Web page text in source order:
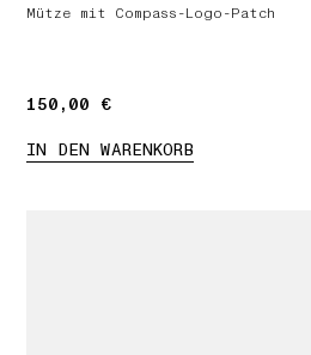
Mütze mit Compass-Logo-Patch
150,00 €
150,00 €
IN DEN WARENKORB